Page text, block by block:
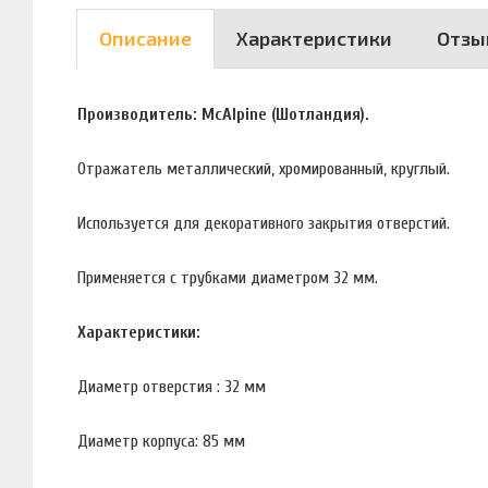
Описание Характеристики
Производитель: McAlpine (Шотландия).
Отражатель металлический, хромированный, круглый.
Используется для декоративного закрытия отверстий.
Применяется с трубками диаметром 32 мм.
Характеристики:
Диаметр отверстия : 32 мм
Диаметр корпуса: 85 мм